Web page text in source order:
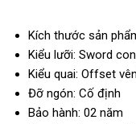
Kích thước sản
Kiểu lưỡi: Sword
Kiểu quai: Offset
Đỡ ngón: Cố định
Bảo hành: 02 năm